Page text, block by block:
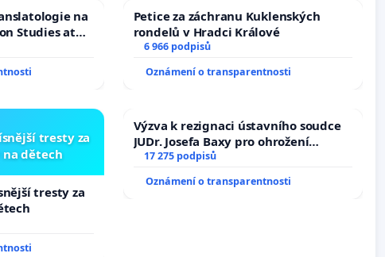
na
Studies at
Petice za záchranu Kuklenských
rondelů v Hradci Králové
6 966 podpisů
Oznámení o transparentnosti
tresty za
dětech
tresty za
Výzva k rezignaci ústavního soudce
JUDr. Josefa Baxy pro ohrožení
důvěry ve spravedlivý proces
17 275 podpisů
Oznámení o transparentnosti